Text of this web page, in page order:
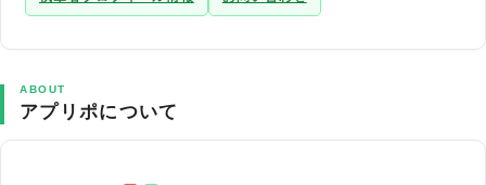
ABOUT
アプリポについて